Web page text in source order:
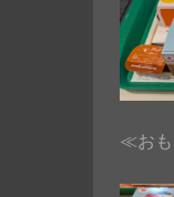
≪お